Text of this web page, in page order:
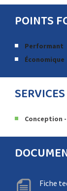
POINTS
Performant
Économique
Conception
Fiche